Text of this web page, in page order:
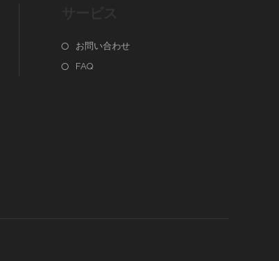
お問い合わせ
FAQ